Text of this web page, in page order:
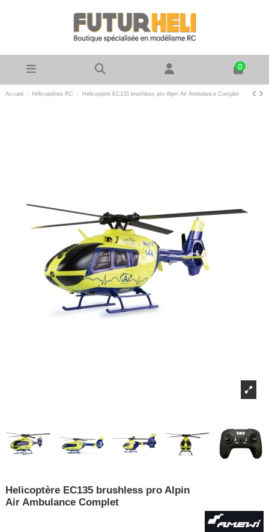
0
Accueil Hélicoptères RC Helicoptère EC135 brushless pro Alpin Air Ambulance Complet
Helicoptère EC135 brushless pro Alpin
Air Ambulance Complet